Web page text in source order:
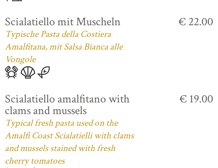
Scialatiello mit Muscheln
Typische Pasta della Costiera
Amalfitana, mit Salsa Bianca alle
Vongole
€ 22.00
Scialatiello amalfitano with
clams and mussels
Typical fresh pasta used on the
Amalfi Coast Scialatielli with clams
and mussels stained with fresh
cherry tomatoes
€ 19.00